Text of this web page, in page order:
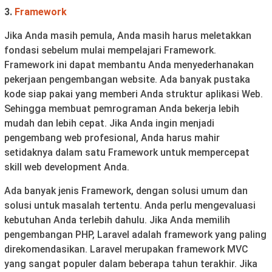
3. Framework
Jika Anda masih pemula, Anda masih harus meletakkan
fondasi sebelum mulai mempelajari Framework.
Framework ini dapat membantu Anda menyederhanakan
pekerjaan pengembangan website. Ada banyak pustaka
kode siap pakai yang memberi Anda struktur aplikasi Web.
Sehingga membuat pemrograman Anda bekerja lebih
mudah dan lebih cepat. Jika Anda ingin menjadi
pengembang web profesional, Anda harus mahir
setidaknya dalam satu Framework untuk mempercepat
skill web development Anda.
Ada banyak jenis Framework, dengan solusi umum dan
solusi untuk masalah tertentu. Anda perlu mengevaluasi
kebutuhan Anda terlebih dahulu. Jika Anda memilih
pengembangan PHP, Laravel adalah framework yang paling
direkomendasikan. Laravel merupakan framework MVC
yang sangat populer dalam beberapa tahun terakhir. Jika